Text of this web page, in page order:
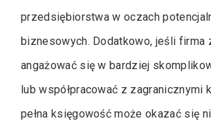
przedsiębiorstwa w oczach
biznesowych. Dodatkowo, jeśli firma
angażować się w bardziej
lub współpracować z zagranicznymi
pełna księgowość może okazać się